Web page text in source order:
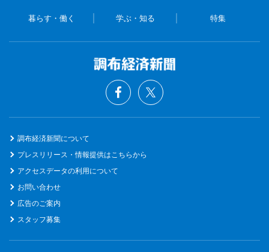
暮らす・働く 学ぶ・知る 特集
調布経済新聞について
プレスリリース・情報提供はこちらから
アクセスデータの利用について
お問い合わせ
広告のご案内
スタッフ募集